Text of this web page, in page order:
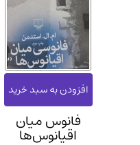
فانوس میان
اقیانوس‌ها